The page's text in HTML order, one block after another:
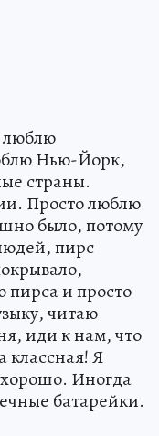
люблю
Нью-Йорк,
страны.
Просто люблю
было, потому
пирс
пирса и просто
читаю
иди к нам, что
классная! Я
Иногда
батарейки.